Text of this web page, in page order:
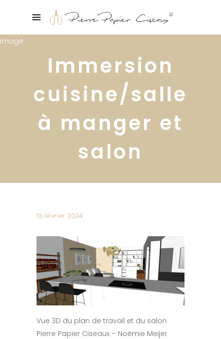
Immersion
cuisine/salle
à manger et
salon
13 février 2024
Vue 3D du plan de travail et du salon
Pierre Papier Ciseaux – Noémie Meijer